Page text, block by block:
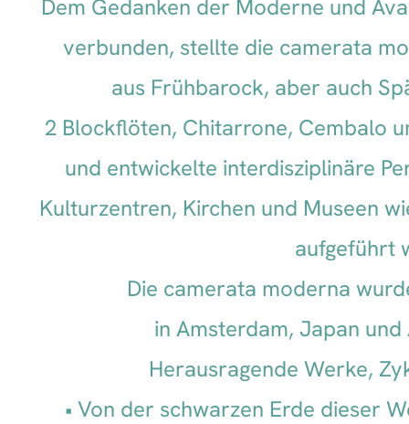
Dem Gedanken der Moderne und
verbunden, stellte die camerata
aus Frühbarock, aber auch
2 Blockflöten, Chitarrone, Cembalo
und entwickelte interdisziplinäre
Kulturzentren, Kirchen und Museen
aufgeführt
Die camerata moderna
in Amsterdam, Japan
Herausragende Werke,
Von der schwarzen Erde dieser